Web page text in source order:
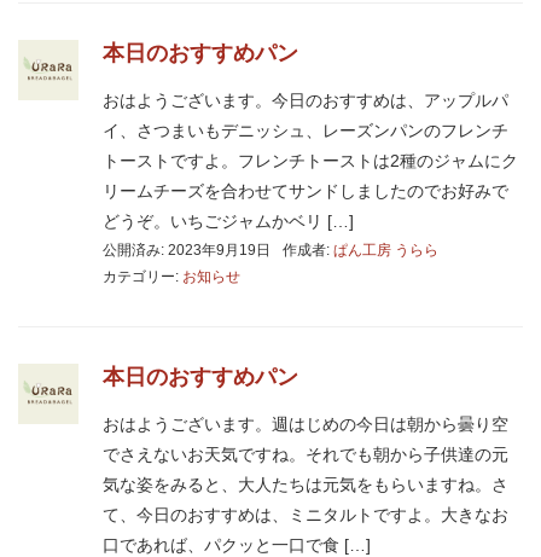
本日のおすすめパン
おはようございます。今日のおすすめは、アップルパ
イ、さつまいもデニッシュ、レーズンパンのフレンチ
トーストですよ。フレンチトーストは2種のジャムにク
リームチーズを合わせてサンドしましたのでお好みで
どうぞ。いちごジャムかベリ […]
公開済み: 2023年9月19日 作成者: ぱん工房 うらら
カテゴリー: お知らせ
本日のおすすめパン
おはようございます。週はじめの今日は朝から曇り空
でさえないお天気ですね。それでも朝から子供達の元
気な姿をみると、大人たちは元気をもらいますね。さ
て、今日のおすすめは、ミニタルトですよ。大きなお
口であれば、パクッと一口で食 […]